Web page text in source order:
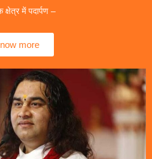
क्षेत्र में पदार्पण –
more